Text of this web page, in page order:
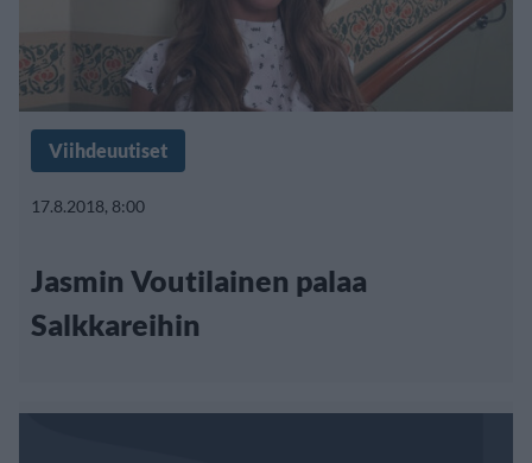
Viihdeuutiset
17.8.2018, 8:00
Jasmin Voutilainen palaa
Salkkareihin